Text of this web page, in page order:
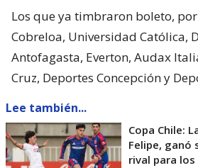
Los que ya timbraron boleto,
Cobreloa, Universidad Católica,
Antofagasta, Everton, Audax
Cruz, Deportes Concepción y
Lee también...
Copa Chile:
Felipe, ganó
rival para